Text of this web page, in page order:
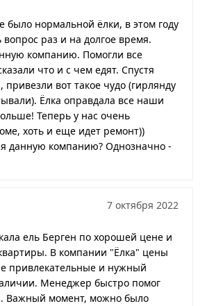
было нормальной ёлки, в этом году
раз и на долгое время.
компанию. Помогли все
что и с чем едят. Спустя
привезли вот такое чудо (гирлянду
Ёлка оправдала все наши
Теперь у нас очень
хоть и еще идет ремонт))
данную компанию? Однозначно -
7 октября 2022
ель Берген по хорошей цене и
В компании "Ёлка" цены
привлекательные и нужный
Менеджер быстро помог
Важный момент, можно было